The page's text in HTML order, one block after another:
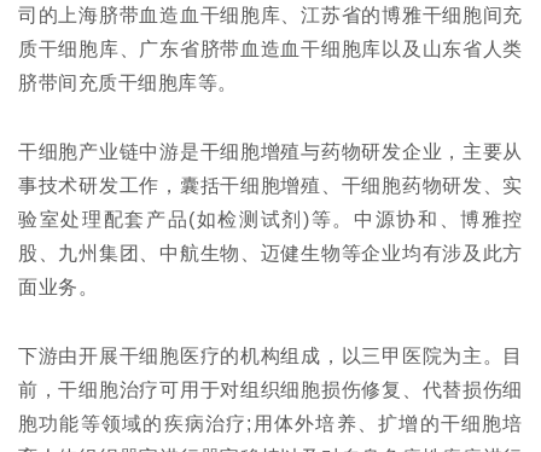
司的上海脐带血造血干细胞库、江苏省的博雅干细胞间充
质干细胞库、广东省脐带血造血干细胞库以及山东省人类
脐带间充质干细胞库等。
干细胞产业链中游是干细胞增殖与药物研发企业，主要从
事技术研发工作，囊括干细胞增殖、干细胞药物研发、实
验室处理配套产品(如检测试剂)等。中源协和、博雅控
股、九州集团、中航生物、迈健生物等企业均有涉及此方
面业务。
下游由开展干细胞医疗的机构组成，以三甲医院为主。目
前，干细胞治疗可用于对组织细胞损伤修复、代替损伤细
胞功能等领域的疾病治疗;用体外培养、扩增的干细胞培